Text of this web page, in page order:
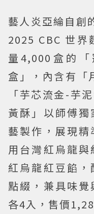
藝人炎亞綸自創
2025 CBC 世界
量4,000盒的
盒」，內含有「
「芋芯流金-芋
黃酥」以師傅
藝製作，展現
用台灣紅烏龍
紅烏龍紅豆餡
點綴，兼具味
各4入，售價